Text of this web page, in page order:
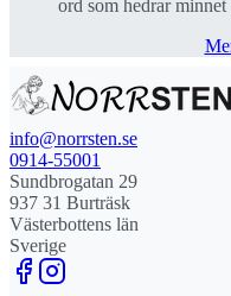
ord som hedrar
info@norrsten.se
0914-55001
Sundbrogatan 29
937 31 Burträsk
Västerbottens län
Sverige